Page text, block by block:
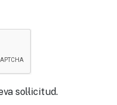
sol·licitud.